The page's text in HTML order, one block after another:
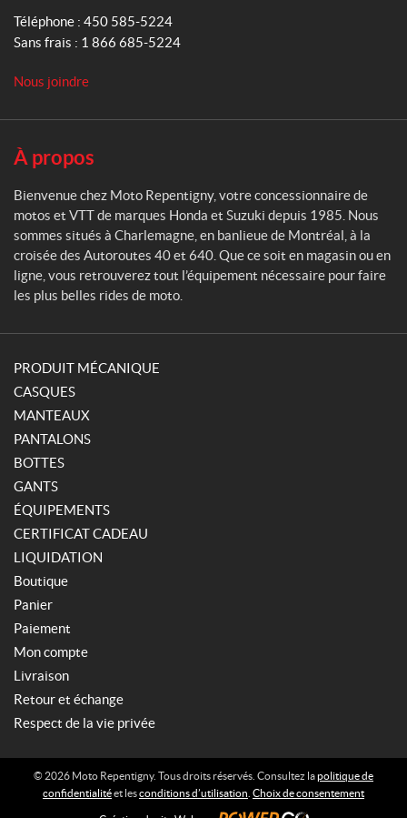
e
p
e
n
t
n
y
Téléphone : 450 585-5224
Sans frais : 1 866 685-5224
Nous joindre
À propos
Bienvenue chez Moto Repentigny, votre concessionnaire de
motos et VTT de marques Honda et Suzuki depuis 1985. Nous
sommes situés à Charlemagne, en banlieue de Montréal, à la
croisée des Autoroutes 40 et 640. Que ce soit en magasin ou en
ligne, vous retrouverez tout l’équipement nécessaire pour faire
les plus belles rides de moto.
PRODUIT MÉCANIQUE
CASQUES
MANTEAUX
PANTALONS
BOTTES
GANTS
ÉQUIPEMENTS
CERTIFICAT CADEAU
LIQUIDATION
Boutique
Panier
Paiement
Mon compte
Livraison
Retour et échange
Respect de la vie privée
© 2026 Moto Repentigny. Tous droits réservés. Consultez lapolitique de
confidentialitéet lesconditions d’utilisation Choix de consentement